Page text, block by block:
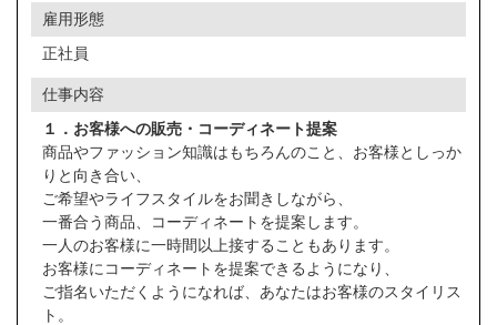
雇用形態
正社員
仕事内容
１．お客様への販売・コーディネート提案
商品やファッション知識はもちろんのこと、お客様としっか
りと向き合い、
ご希望やライフスタイルをお聞きしながら、
一番合う商品、コーディネートを提案します。
一人のお客様に一時間以上接することもあります。
お客様にコーディネートを提案できるようになり、
ご指名いただくようになれば、あなたはお客様のスタイリス
ト。